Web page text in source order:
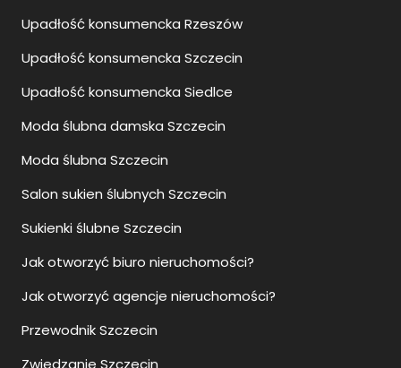
Upadłość konsumencka Rzeszów
Upadłość konsumencka Szczecin
Upadłość konsumencka Siedlce
Moda ślubna damska Szczecin
Moda ślubna Szczecin
Salon sukien ślubnych Szczecin
Sukienki ślubne Szczecin
Jak otworzyć biuro nieruchomości?
Jak otworzyć agencje nieruchomości?
Przewodnik Szczecin
Zwiedzanie Szczecin